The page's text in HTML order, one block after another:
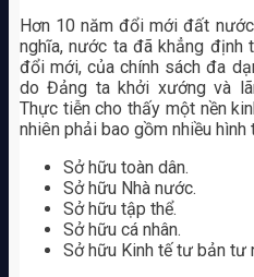
Hơn 10 năm đổi mới đất
nghĩa, nước ta đã khẳng
đổi mới, của chính sách đa
do Đảng ta khởi xướng và
Thực tiễn cho thấy một nền
nhiên phải bao gồm nhiều
Sở hữu toàn dân.
Sở hữu Nhà nước.
Sở hữu tập thể.
Sở hữu cá nhân.
Sở hữu Kinh tế tư bản tư